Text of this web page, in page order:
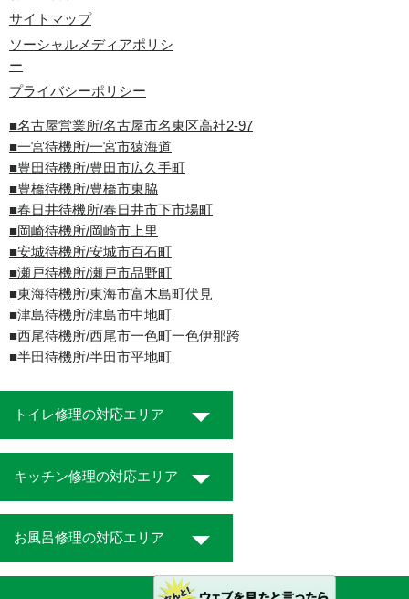
サイトマップ
ソーシャルメディアポリシ
ー
プライバシーポリシー
■名古屋営業所/名古屋市名東区高社2-97
■一宮待機所/一宮市猿海道
■豊田待機所/豊田市広久手町
■豊橋待機所/豊橋市東脇
■春日井待機所/春日井市下市場町
■岡崎待機所/岡崎市上里
■安城待機所/安城市百石町
■瀬戸待機所/瀬戸市品野町
■東海待機所/東海市富木島町伏見
■津島待機所/津島市中地町
■西尾待機所/西尾市一色町一色伊那跨
■半田待機所/半田市平地町
トイレ修理の対応エリア
キッチン修理の対応エリア
お風呂修理の対応エリア